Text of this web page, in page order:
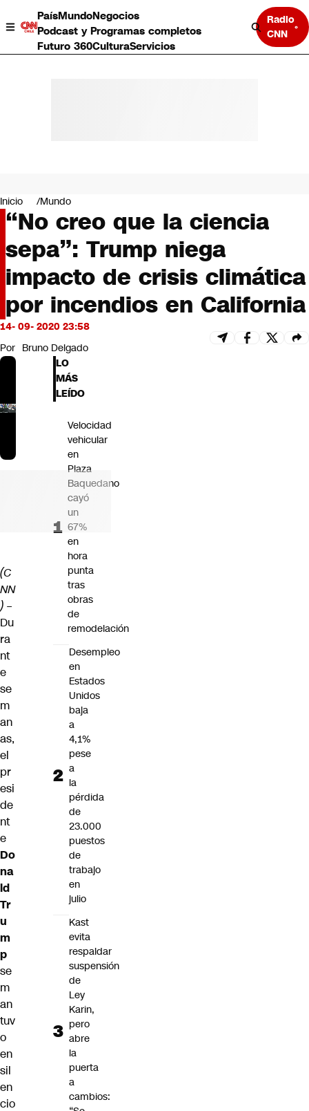
PaísMundoNegocios
Podcast y Programas completos
Futuro 360CulturaServicios
Radio
CNN
Negocios
Deportes
Programas completos
Cultura
Servicios
Bits
CNN Data
CNN tiempo
Futuro 360
Inicio Mundo
“No creo que la ciencia
sepa”: Trump niega
impacto de crisis climática
por incendios en California
14- 09- 2020 23:58
Por Bruno Delgado
(C
NN
) –
Du
ra
nt
e
se
m
an
as,
el
pr
esi
de
nt
e
Do
na
ld
Tr
u
m
p
se
m
an
tuv
o
en
sil
en
cio
LO
MÁS
LEÍDO
Velocidad
vehicular
en
Plaza
Baquedano
cayó
un
67%
en
hora
punta
tras
obras
de
remodelación
Desempleo
en
Estados
Unidos
baja
a
4,1%
pese
a
la
pérdida
de
23.000
puestos
de
trabajo
en
julio
Kast
evita
respaldar
suspensión
de
Ley
Karin,
pero
abre
la
puerta
a
cambios: